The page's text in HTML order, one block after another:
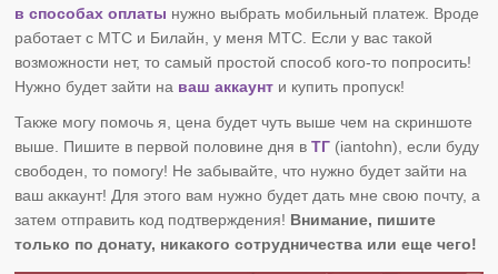
в способах оплаты нужно выбрать мобильный платеж. Вроде
работает с МТС и Билайн, у меня МТС. Если у вас такой
возможности нет, то самый простой способ кого-то попросить!
Нужно будет зайти на ваш аккаунт и купить пропуск!
Также могу помочь я, цена будет чуть выше чем на скриншоте
выше. Пишите в первой половине дня вТГ (iantohn), если буду
свободен, то помогу! Не забывайте, что нужно будет зайти на
ваш аккаунт! Для этого вам нужно будет дать мне свою почту, а
затем отправить код подтверждения! Внимание, пишите
только по донату, никакого сотрудничества или еще чего!